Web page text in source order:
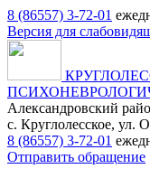
8 (86557) 3-72-01
Версия для
Александровский
с. Круглолесское, ул.
8 (86557) 3-72-01
Отправить обращение